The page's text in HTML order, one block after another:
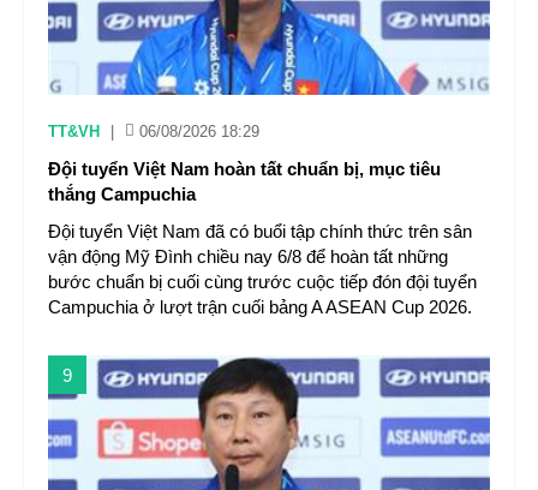
TT&VH 06/08/2026 18:29
Đội tuyển Việt Nam hoàn tất chuẩn bị, mục tiêu
thắng Campuchia
Đội tuyển Việt Nam đã có buổi tập chính thức trên sân
vận động Mỹ Đình chiều nay 6/8 để hoàn tất những
bước chuẩn bị cuối cùng trước cuộc tiếp đón đội tuyển
Campuchia ở lượt trận cuối bảng A ASEAN Cup 2026.
9